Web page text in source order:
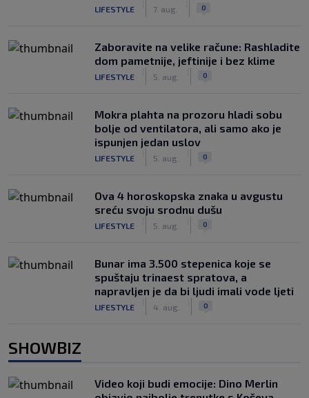
LIFESTYLE 7. aug. 0
Zaboravite na velike račune: Rashladite
dom pametnije, jeftinije i bez klime
LIFESTYLE 5. aug. 0
Mokra plahta na prozoru hladi sobu
bolje od ventilatora, ali samo ako je
ispunjen jedan uslov
LIFESTYLE 5. aug. 0
Ova 4 horoskopska znaka u avgustu
sreću svoju srodnu dušu
LIFESTYLE 5. aug. 0
Bunar imа 3.500 stepenica koje se
spuštaju trinaest spratova, a
napravljen je da bi ljudi imali vode ljeti
LIFESTYLE 4. aug. 0
SHOWBIZ
Video koji budi emocije: Dino Merlin